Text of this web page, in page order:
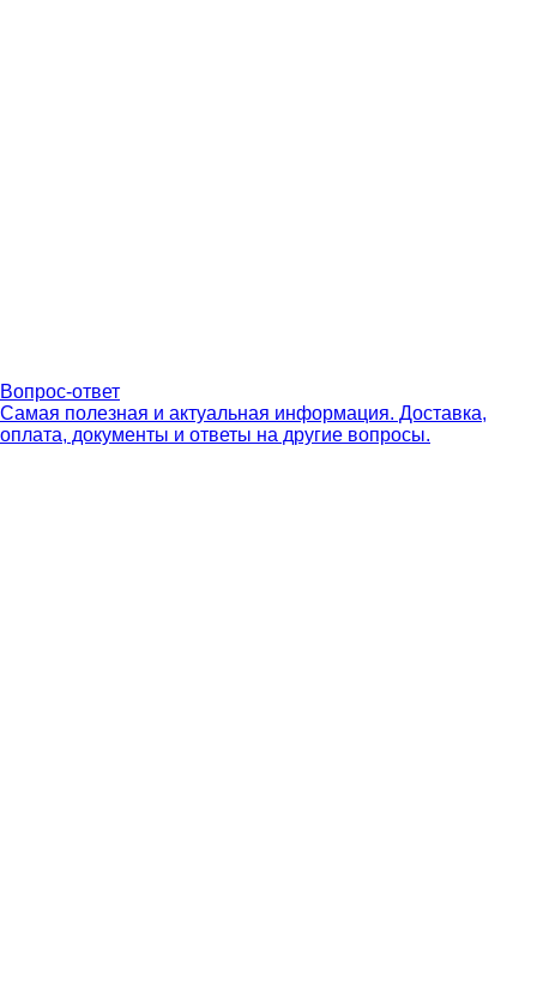
Вопрос-ответ
Самая полезная и актуальная информация. Доставка,
оплата, документы и ответы на другие вопросы.